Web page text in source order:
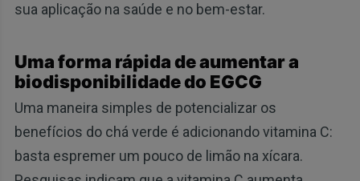
sua aplicação na saúde e no bem-estar.
Uma forma rápida de aumentar a
biodisponibilidade do EGCG
Uma maneira simples de potencializar os
benefícios do chá verde é adicionando vitamina C:
basta espremer um pouco de limão na xícara.